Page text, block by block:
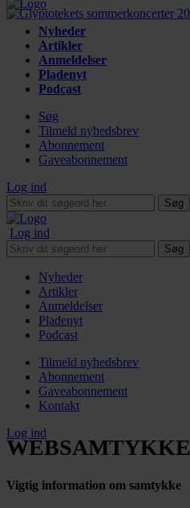
Nyheder
Artikler
Anmeldelser
Pladenyt
Podcast
Søg
Tilmeld nyhedsbrev
Abonnement
Gaveabonnement
Log ind
Søg
Log ind
Søg
Nyheder
Artikler
Anmeldelser
Pladenyt
Podcast
Tilmeld nyhedsbrev
Abonnement
Gaveabonnement
Kontakt
Log ind
WEBSAMTYKKE
Vigtig information om samtykke